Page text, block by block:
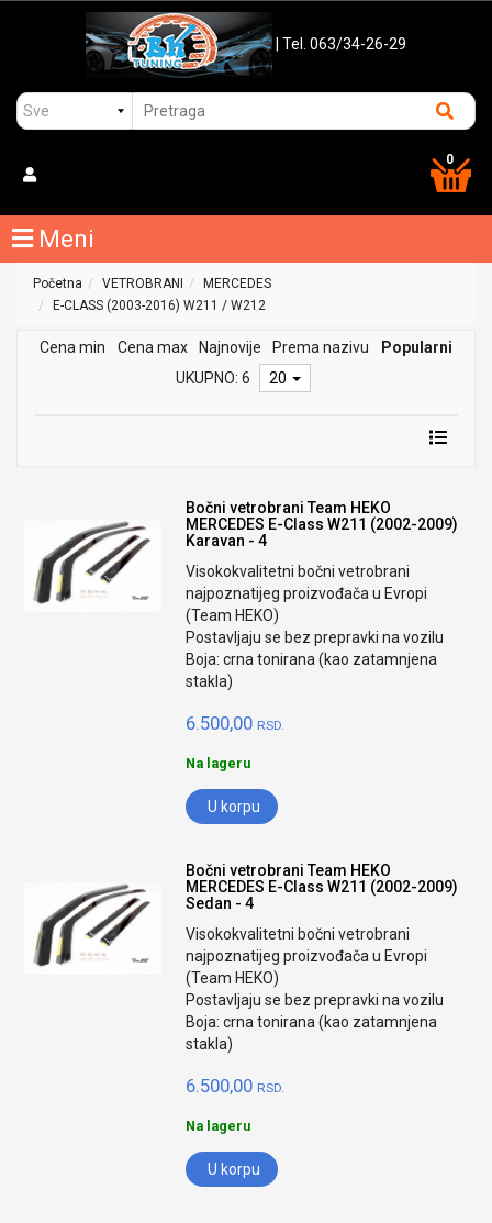
| Tel. 063/34-26-29
0
Meni
Početna VETROBRANI
MERCEDES
E-CLASS (2003-2016) W211 / W212
Cena min Cena max Najnovije Prema nazivu
Popularni
UKUPNO: 6
20
Bočni vetrobrani Team HEKO
MERCEDES E-Class W211 (2002-2009)
Karavan - 4
Visokokvalitetni bočni vetrobrani
najpoznatijeg proizvođača u Evropi
(Team HEKO)
Postavljaju se bez prepravki na vozilu
Boja: crna tonirana (kao zatamnjena
stakla)
6.500,00 RSD.
Na lageru
U korpu
Bočni vetrobrani Team HEKO
MERCEDES E-Class W211 (2002-2009)
Sedan - 4
Visokokvalitetni bočni vetrobrani
najpoznatijeg proizvođača u Evropi
(Team HEKO)
Postavljaju se bez prepravki na vozilu
Boja: crna tonirana (kao zatamnjena
stakla)
6.500,00 RSD.
Na lageru
U korpu